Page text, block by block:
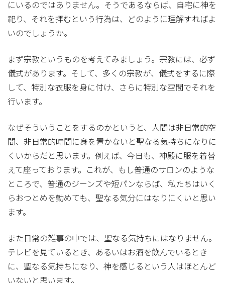
にいるのではありません。そうであるならば、自宅に神を
祀り、それを拝むという行為は、どのように理解すればよ
いのでしょうか。
まず宗教というものを考えてみましょう。宗教には、必ず
儀式があります。そして、多くの宗教が、儀式をするに際
して、特別な衣服を身に付け、さらに特別な空間でそれを
行います。
なぜそういうことをするのかというと、人間は非日常的空
間、非日常的時間に身を置かないと聖なる気持ちになりに
くいからだと思います。例えば、今日も、神殿に服を着替
えて座っております。これが、もし普通のサロンのような
ところで、普通のジーンズや短パンならば、私たちはいく
らおつとめを勤めても、聖なる気分にはなりにくいと思い
ます。
また日常の雑事の中では、聖なる気持ちにはなりません。
テレビを見ているとき、あるいはお酒を飲んでいるとき
に、聖なる気持ちになり、神を感じるという人はほとんど
いないと思います。